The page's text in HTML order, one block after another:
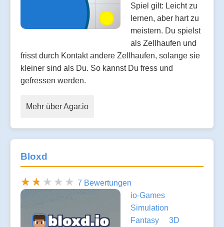
Spiel gilt: Leicht zu
lernen, aber hart zu
meistern. Du spielst
als Zellhaufen und
frisst durch Kontakt andere Zellhaufen, solange sie
kleiner sind als Du. So kannst Du fress und
gefressen werden.
Mehr über Agar.io
Bloxd
7 Bewertungen
io-Games
Simulation
Fantasy
3D